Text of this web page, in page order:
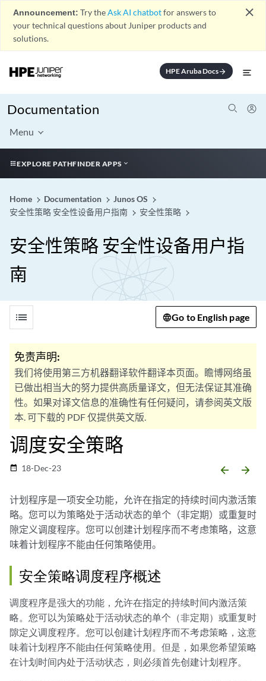
Announcement: Try theAsk AI chatbotfor answers to
your technical questions about Juniper products and
solutions.
close
HPE Aruba Docsarrow_forward
Documentation
Menu
EXPLORE PATHFINDER APPS
Home Documentation
Junos OS
安全性策略 安全性设备用户指南
安全性策略
安全性策略 安全性设备用户指
南
list Go to English page
免责声明:
我们将使用第三方机器翻译软件翻译本页面。瞻博网络虽
已做出相当大的努力提供高质量译文，但无法保证其准确
性。如果对译文信息的准确性有任何疑问，请参阅英文版
本. 可下载的 PDF 仅提供英文版.
调度安全策略
date_range 18-Dec-23 arrow_backward arrow_forward
计划程序是一项安全功能，允许在指定的持续时间内激活策
略。您可以为策略处于活动状态的单个（非定期）或重复时
隙定义调度程序。您可以创建计划程序而不考虑策略，这意
味着计划程序不能由任何策略使用。
安全策略调度程序概述
调度程序是强大的功能，允许在指定的持续时间内激活策
略。您可以为策略处于活动状态的单个（非定期）或重复时
隙定义调度程序。您可以创建计划程序而不考虑策略，这意
味着计划程序不能由任何策略使用。但是，如果您希望策略
在计划时间内处于活动状态，则必须首先创建计划程序。